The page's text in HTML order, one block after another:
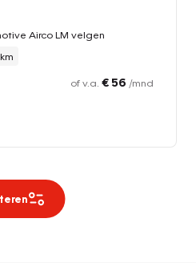
Airco LM velgen
of v.a. € 56 /mnd